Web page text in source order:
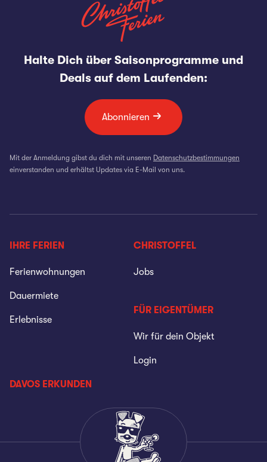
Halte Dich über Saisonprogramme und
Deals auf dem Laufenden:
Abonnieren
Mit der Anmeldung gibst du dich mit unseren Datenschutzbestimmungen
einverstanden und erhältst Updates via E-Mail von uns.
IHRE FERIEN
Ferienwohnungen
Dauermiete
Erlebnisse
CHRISTOFFEL
Jobs
FÜR EIGENTÜMER
Wir für dein Objekt
Login
DAVOS ERKUNDEN